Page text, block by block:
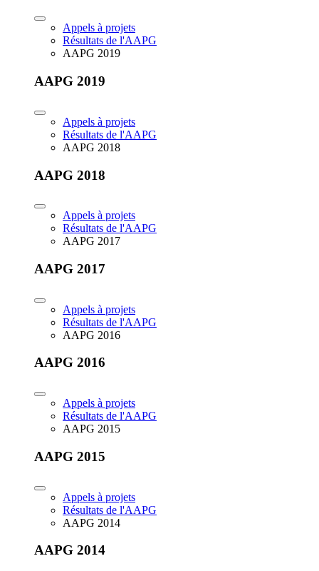
Appels à projets
Résultats de l'AAPG
AAPG 2019
AAPG 2019
Appels à projets
Résultats de l'AAPG
AAPG 2018
AAPG 2018
Appels à projets
Résultats de l'AAPG
AAPG 2017
AAPG 2017
Appels à projets
Résultats de l'AAPG
AAPG 2016
AAPG 2016
Appels à projets
Résultats de l'AAPG
AAPG 2015
AAPG 2015
Appels à projets
Résultats de l'AAPG
AAPG 2014
AAPG 2014